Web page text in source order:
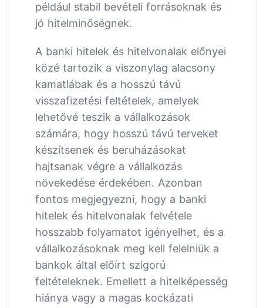
például stabil bevételi forrásoknak és
jó hitelminőségnek.
A banki hitelek és hitelvonalak előnyei
közé tartozik a viszonylag alacsony
kamatlábak és a hosszú távú
visszafizetési feltételek, amelyek
lehetővé teszik a vállalkozások
számára, hogy hosszú távú terveket
készítsenek és beruházásokat
hajtsanak végre a vállalkozás
növekedése érdekében. Azonban
fontos megjegyezni, hogy a banki
hitelek és hitelvonalak felvétele
hosszabb folyamatot igényelhet, és a
vállalkozásoknak meg kell felelniük a
bankok által előírt szigorú
feltételeknek. Emellett a hitelképesség
hiánya vagy a magas kockázati